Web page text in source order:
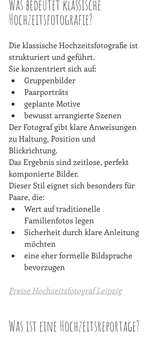
Was bedeutet klassische
Hochzeitsfotografie?
Die klassische Hochzeitsfotografie ist
strukturiert und geführt.
Sie konzentriert sich auf:
Gruppenbilder
Paarporträts
geplante Motive
bewusst arrangierte Szenen
Der Fotograf gibt klare Anweisungen
zu Haltung, Position und
Blickrichtung.
Das Ergebnis sind zeitlose, perfekt
komponierte Bilder.
Dieser Stil eignet sich besonders für
Paare, die:
Wert auf traditionelle
Familienfotos legen
Sicherheit durch klare Anleitung
möchten
eine eher formelle Bildsprache
bevorzugen
Preise Hochzeitsfotograf Leipzig
Was ist eine Hochzeitsreportage?